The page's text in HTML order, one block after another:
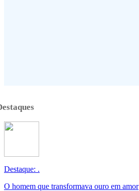
Destaque: .
O homem que transformava ouro em amor